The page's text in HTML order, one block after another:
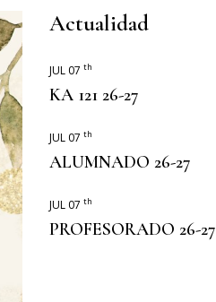
Actualidad
JUL 07 th
KA 121 26-27
JUL 07 th
ALUMNADO 26-27
JUL 07 th
PROFESORADO 26-27